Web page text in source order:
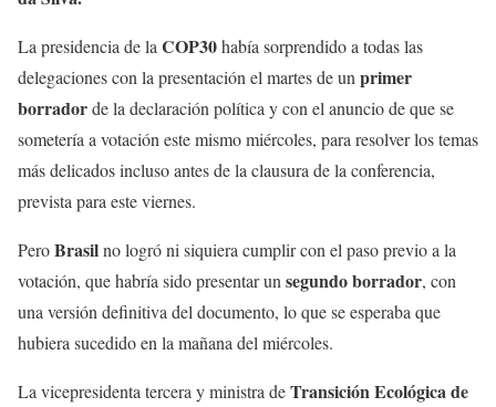
La presidencia de la COP30había sorprendido a todas las
delegaciones con la presentación el martes de un primer
borradorde la declaración política y con el anuncio de que se
sometería a votación este mismo miércoles, para resolver los temas
más delicados incluso antes de la clausura de la conferencia,
prevista para este viernes.
PeroBrasilno logró ni siquiera cumplir con el paso previo a la
votación, que habría sido presentar un segundo borrador, con
una versión definitiva del documento, lo que se esperaba que
hubiera sucedido en la mañana del miércoles.
La vicepresidenta tercera y ministra deTransición Ecológica de